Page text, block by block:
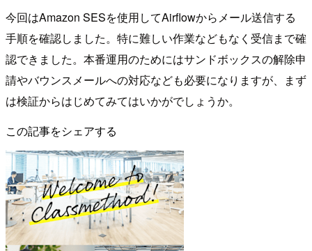
今回はAmazon SESを使用してAirflowからメール送信する
手順を確認しました。特に難しい作業などもなく受信まで確
認できました。本番運用のためにはサンドボックスの解除申
請やバウンスメールへの対応なども必要になりますが、まず
は検証からはじめてみてはいかがでしょうか。
この記事をシェアする